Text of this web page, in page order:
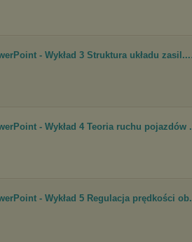
- Wykład 3 Struktura układu zasil...
- Wykład 4 Teoria ruchu pojazdów
- Wykład 5 Regulacja prędkości